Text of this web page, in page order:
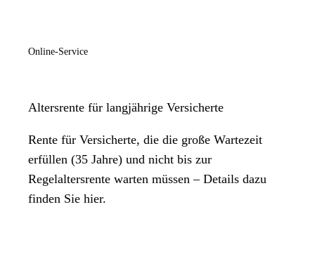
Online-Service
Altersrente für langjährige Versicherte
Rente für Versicherte, die die große Wartezeit
erfüllen (35 Jahre) und nicht bis zur
Regelaltersrente warten müssen – Details dazu
finden Sie hier.